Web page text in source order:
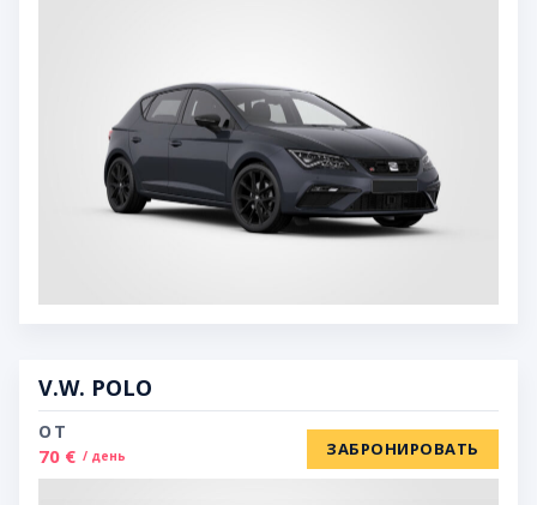
V.W. POLO
ОТ
70 € / день ЗАБРОНИРОВАТЬ